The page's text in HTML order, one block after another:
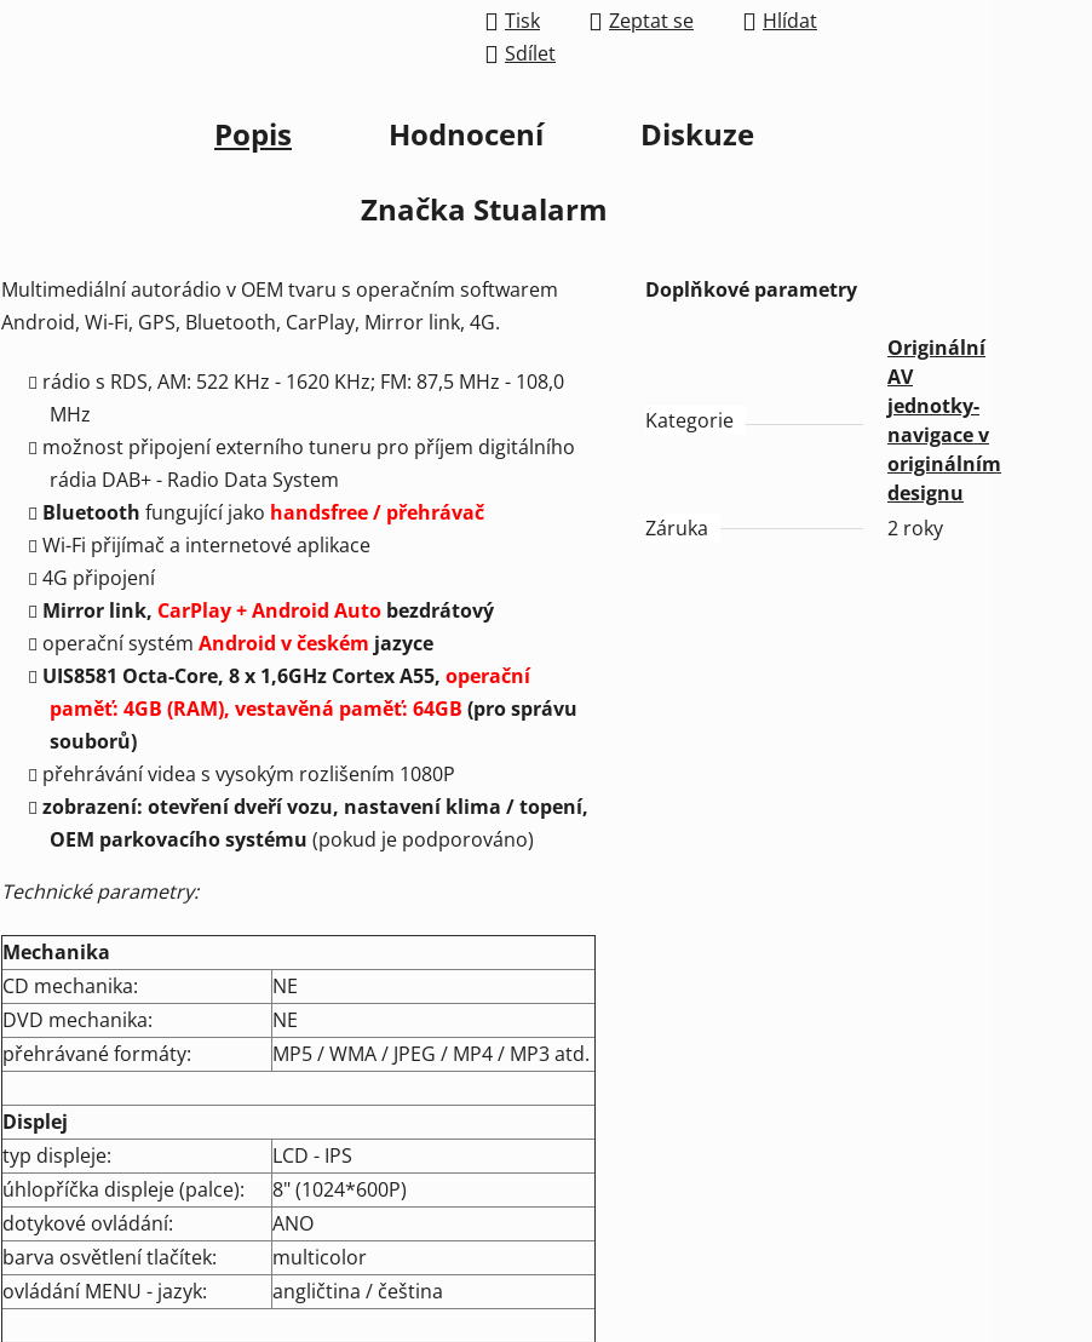
Tisk Zeptat se
Hlídat
Sdílet
Popis Hodnocení
Diskuze
Značka Stualarm
Multimediální autorádio v OEM tvaru s operačním softwarem
Android, Wi-Fi, GPS, Bluetooth, CarPlay, Mirror link, 4G.
rádio s RDS, AM: 522 KHz - 1620 KHz; FM: 87,5 MHz - 108,0
MHz
možnost připojení externího tuneru pro příjem digitálního
rádia DAB+ - Radio Data System
Bluetooth fungující jako handsfree / přehrávač
Wi-Fi přijímač a internetové aplikace
4G připojení
Mirror link, CarPlay + Android Auto bezdrátový
operační systém Android v českém jazyce
UIS8581 Octa-Core, 8 x 1,6GHz Cortex A55, operační
paměť: 4GB (RAM), vestavěná paměť: 64GB (pro správu
souborů)
přehrávání videa s vysokým rozlišením 1080P
zobrazení: otevření dveří vozu, nastavení klima / topení,
OEM parkovacího systému (pokud je podporováno)
Technické parametry:
Mechanika
CD mechanika:
NE
DVD mechanika:
NE
přehrávané formáty:
MP5 / WMA / JPEG / MP4 / MP3 atd.
Displej
typ displeje:
LCD - IPS
úhlopříčka displeje (palce):
8" (1024*600P)
dotykové ovládání:
ANO
barva osvětlení tlačítek:
multicolor
ovládání MENU - jazyk:
angličtina / čeština
Doplňkové parametry
Kategorie
Originální
AV
jednotky-
navigace v
originálním
designu
Záruka
2 roky